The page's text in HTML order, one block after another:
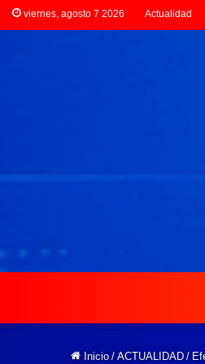
viernes, agosto 7 2026 Actualidad
Inicio / ACTUALIDAD /